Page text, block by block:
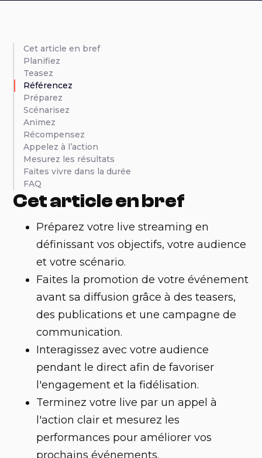
Cet article en bref
Planifiez
Teasez
Référencez
Préparez
Scénarisez
Animez
Récompensez
Appelez à l’action
Mesurez les résultats
Faites vivre dans la durée
FAQ
Cet article en bref
Préparez votre live streaming en
définissant vos objectifs, votre audience
et votre scénario.
Faites la promotion de votre événement
avant sa diffusion grâce à des teasers,
des publications et une campagne de
communication.
Interagissez avec votre audience
pendant le direct afin de favoriser
l'engagement et la fidélisation.
Terminez votre live par un appel à
l'action clair et mesurez les
performances pour améliorer vos
prochains événements.